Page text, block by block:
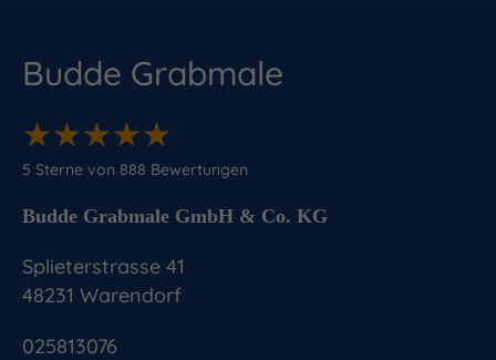
Budde Grabmale
★★★★★
★★★★★
5 Sterne von 888 Bewertungen
Budde Grabmale GmbH & Co. KG
025813076
Splieterstrasse 41
48231 Warendorf